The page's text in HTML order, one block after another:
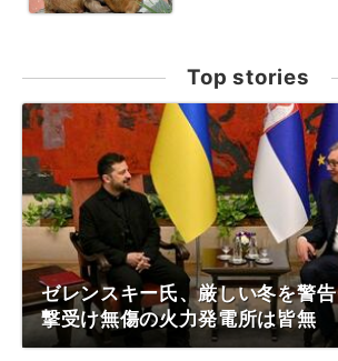
Top stories
ゼレンスキー氏、厳しい冬を警
撃受け無傷の火力発電所は皆無